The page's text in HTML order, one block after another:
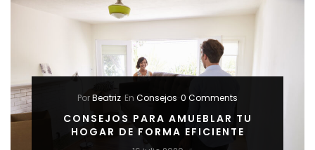
PorBeatriz En Consejos 0 Comments
CONSEJOS PARA AMUEBLAR TU
HOGAR DE FORMA EFICIENTE